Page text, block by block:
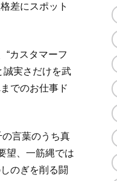
差にスポット
“カスタマーフ
誠実さだけを武
でのお仕事ド
の言葉のうち真
望、一筋縄では
のぎを削る闘